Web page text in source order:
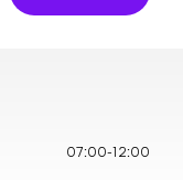
07:00-12:00